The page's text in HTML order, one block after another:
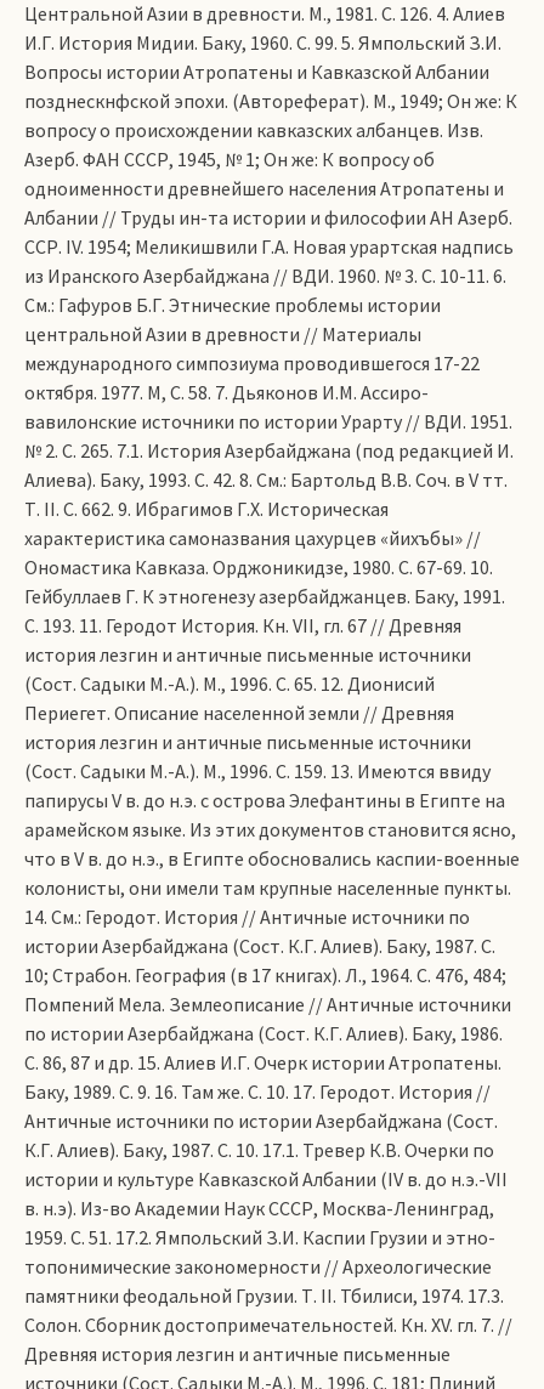
Центральной Азии в древности. М., 1981. С. 126. 4. Алиев
И.Г. История Мидии. Баку, 1960. С. 99. 5. Ямпольский З.И.
Вопросы истории Атропатены и Кавказской Албании
позднескнфской эпохи. (Автореферат). М., 1949; Он же: К
вопросу о происхождении кавказских албанцев. Изв.
Азерб. ФАН СССР, 1945, № 1; Он же: К вопросу об
одноименности древнейшего населения Атропатены и
Албании // Труды ин-та истории и философии АН Азерб.
ССР. IV. 1954; Меликишвили Г.А. Новая урартская надпись
из Иранского Азербайджана // ВДИ. 1960. № 3. С. 10-11. 6.
См.: Гафуров Б.Г. Этнические проблемы истории
центральной Азии в древности // Материалы
международного симпозиума проводившегося 17-22
октября. 1977. М, С. 58. 7. Дьяконов И.М. Ассиро-
вавилонские источники по истории Урарту // ВДИ. 1951.
№ 2. С. 265. 7.1. История Азербайджана (под редакцией И.
Алиева). Баку, 1993. С. 42. 8. См.: Бартольд В.В. Соч. в V тт.
Т. II. С. 662. 9. Ибрагимов Г.Х. Историческая
характеристика cамоназвания цахурцев «йихъбы» //
Ономастика Кавказа. Орджоникидзе, 1980. С. 67-69. 10.
Гейбуллаев Г. К этногенезу азербайджанцев. Баку, 1991.
С. 193. 11. Геродот История. Кн. VII, гл. 67 // Древняя
история лезгин и античные письменные источники
(Сост. Садыки М.-А.). М., 1996. С. 65. 12. Дионисий
Периегет. Описание населенной земли // Древняя
история лезгин и античные письменные источники
(Сост. Садыки М.-А.). М., 1996. С. 159. 13. Имеются ввиду
папирусы V в. до н.э. с острова Элефантины в Египте на
арамейском языке. Из этих документов становится ясно,
что в V в. до н.э., в Египте обос­новались каспии-военные
колонисты, они имели там крупные населенные пункты.
14. См.: Геродот. История // Античные источники по
истории Азербайджана (Сост. К.Г. Алиев). Баку, 1987. С.
10; Страбон. География (в 17 книгах). Л., 1964. С. 476, 484;
Помпений Мела. Землеописание // Античные источники
по истории Азербайджана (Сост. К.Г. Алиев). Баку, 1986.
С. 86, 87 и др. 15. Алиев И.Г. Очерк истории Атропатены.
Баку, 1989. С. 9. 16. Там же. С. 10. 17. Геродот. История //
Античные источники по истории Азербайджана (Сост.
К.Г. Алиев). Баку, 1987. С. 10. 17.1. Тревер К.В. Очерки по
истории и культуре Кавказской Албании (IV в. до н.э.-VII
в. н.э). Из-во Академии Наук СССР, Москва-Ленинград,
1959. С. 51. 17.2. Ямпольский З.И. Каспии Грузии и этно-
топонимические закономерности // Археологические
памятники феодальной Грузии. Т. II. Тбилиси, 1974. 17.3.
Солон. Сборник достопримечательностей. Кн. ХV. гл. 7. //
Древняя история лезгин и античные письменные
источники (Сост. Садыки М.-А.). М., 1996. С. 181; Плиний